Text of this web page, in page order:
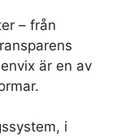
– från
är en av
i